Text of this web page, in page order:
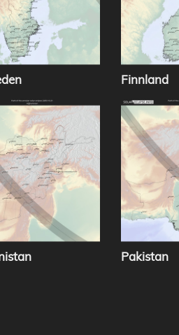
Finnland
Pakistan